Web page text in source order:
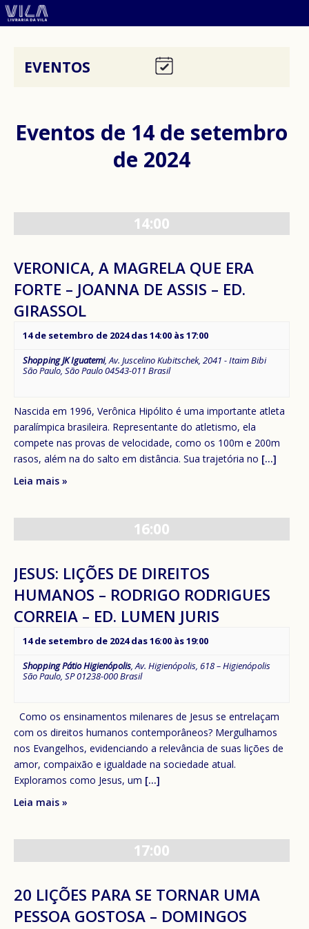
EVENTOS
Eventos de 14 de setembro
de 2024
14:00
VERONICA, A MAGRELA QUE ERA
FORTE – JOANNA DE ASSIS – ED.
GIRASSOL
14 de setembro de 2024 das 14:00 às17:00
Shopping JK Iguatemi,Av. Juscelino Kubitschek, 2041 - Itaim Bibi
São Paulo, São Paulo04543-011 Brasil
Nascida em 1996, Verônica Hipólito é uma importante atleta
paralímpica brasileira. Representante do atletismo, ela
compete nas provas de velocidade, como os 100m e 200m
rasos, além na do salto em distância. Sua trajetória no [...]
Leia mais »
16:00
JESUS: LIÇÕES DE DIREITOS
HUMANOS – RODRIGO RODRIGUES
CORREIA – ED. LUMEN JURIS
14 de setembro de 2024 das 16:00 às19:00
Shopping Pátio Higienópolis,Av. Higienópolis, 618 – Higienópolis
São Paulo, SP01238-000Brasil
Como os ensinamentos milenares de Jesus se entrelaçam
com os direitos humanos contemporâneos? Mergulhamos
nos Evangelhos, evidenciando a relevância de suas lições de
amor, compaixão e igualdade na sociedade atual.
Exploramos como Jesus, um [...]
Leia mais »
17:00
20 LIÇÕES PARA SE TORNAR UMA
PESSOA GOSTOSA – DOMINGOS